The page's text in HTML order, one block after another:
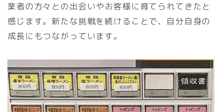
業者の方々との出会いやお客様に育てられてきたと
感じます。新たな挑戦を続けることで、自分自身の
成長にもつながっています。